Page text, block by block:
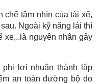
chế tầm nhìn của tài xế,
Ngoài kỹ năng lái thì
xe,..là nguyên nhân gây
lợi nhuận thành lập
an toàn đường bộ do